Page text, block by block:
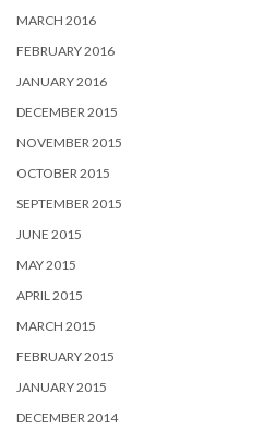
MARCH 2016
FEBRUARY 2016
JANUARY 2016
DECEMBER 2015
NOVEMBER 2015
OCTOBER 2015
SEPTEMBER 2015
JUNE 2015
MAY 2015
APRIL 2015
MARCH 2015
FEBRUARY 2015
JANUARY 2015
DECEMBER 2014